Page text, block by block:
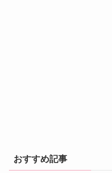
おすすめ記事